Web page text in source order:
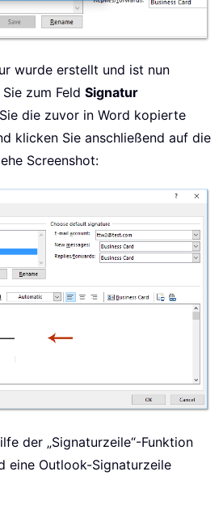
wurde erstellt und ist nun
zum Feld Signatur
die zuvor in Word kopierte
klicken Sie anschließend auf die
Screenshot:
der „Signaturzeile“-Funktion
eine Outlook-Signaturzeile